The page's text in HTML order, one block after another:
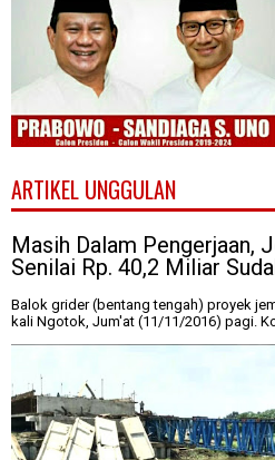
ARTIKEL UNGGULAN
Masih Dalam Pengerjaan,
Senilai Rp. 40,2 Miliar
Balok grider (bentang tengah) proyek
kali Ngotok, Jum'at (11/11/2016) pagi.